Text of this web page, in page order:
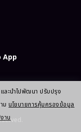
ละนำไปพัฒนา ปรับปรุง
ามนโยบายการคุ้มครองข้อมูล
าน
App